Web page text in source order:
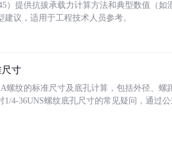
）提供抗拔承载力计算方法和典型数值（
议，适用于工程技术人员参考。
尺寸
螺纹的标准尺寸及底孔计算，包括外径、
1/4-36UNS螺纹底孔尺寸的常见疑问，通过